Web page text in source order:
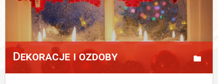
Dekoracje i ozdoby